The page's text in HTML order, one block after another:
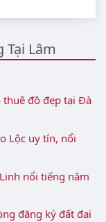
Lâm
thuê đồ đẹp tại Đà
Lộc uy tín, nổi
nổi tiếng năm
đăng ký đất đai